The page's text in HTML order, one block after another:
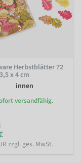
Herbstblätter 72
x 4 cm
innen
versandfähig.
zzgl. ges. MwSt.